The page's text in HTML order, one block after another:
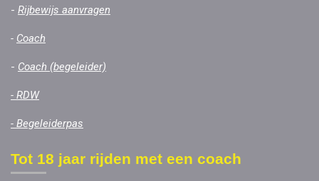
- Rijbewijs aanvragen
- Coach
- Coach (begeleider)
- RDW
- Begeleiderpas
Tot 18 jaar rijden met een coach